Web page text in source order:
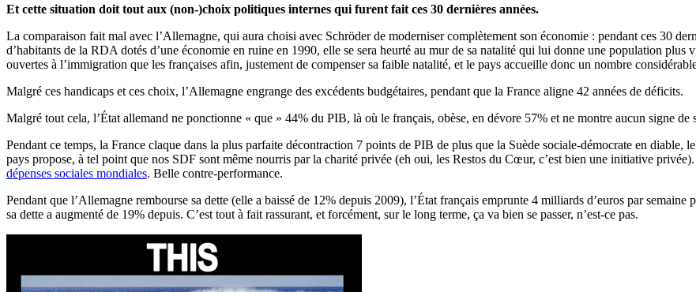
Et cette situation doit tout aux (non-)choix politiques internes qui furent fait ces 30 dernières années.
La comparaison fait mal avec l’Allemagne, qui aura choisi avec Schröder de moderniser complètement son économie : pendant ces 30
d’habitants de la RDA dotés d’une économie en ruine en 1990, elle se sera heurté au mur de sa natalité qui lui donne une population
ouvertes à l’immigration que les françaises afin, justement de compenser sa faible natalité, et le pays accueille donc un nombre
Malgré ces handicaps et ces choix, l’Allemagne engrange des excédents budgétaires, pendant que la France aligne 42 années de déficits.
Malgré tout cela, l’État allemand ne ponctionne « que » 44% du PIB, là où le français, obèse, en dévore 57% et ne montre aucun signe de
Pendant ce temps, la France claque dans la plus parfaite décontraction 7 points de PIB de plus que la Suède sociale-démocrate en diable,
pays propose, à tel point que nos SDF sont même nourris par la charité privée (eh oui, les Restos du Cœur, c’est bien une initiative
dépenses sociales mondiales. Belle contre-performance.
Pendant que l’Allemagne rembourse sa dette (elle a baissé de 12% depuis 2009), l’État français emprunte 4 milliards d’euros par
sa dette a augmenté de 19% depuis. C’est tout à fait rassurant, et forcément, sur le long terme, ça va bien se passer, n’est-ce pas.